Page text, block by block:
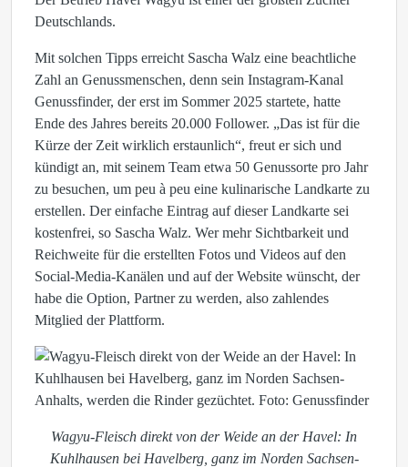
Deutschlands.
Mit solchen Tipps erreicht Sascha Walz eine beachtliche
Zahl an Genussmenschen, denn sein Instagram-Kanal
Genussfinder, der erst im Sommer 2025 startete, hatte
Ende des Jahres bereits 20.000 Follower. „Das ist für die
Kürze der Zeit wirklich erstaunlich“, freut er sich und
kündigt an, mit seinem Team etwa 50 Genussorte pro Jahr
zu besuchen, um peu à peu eine kulinarische Landkarte zu
erstellen. Der einfache Eintrag auf dieser Landkarte sei
kostenfrei, so Sascha Walz. Wer mehr Sichtbarkeit und
Reichweite für die erstellten Fotos und Videos auf den
Social-Media-Kanälen und auf der Website wünscht, der
habe die Option, Partner zu werden, also zahlendes
Mitglied der Plattform.
Wagyu-Fleisch direkt von der Weide an der Havel: In
Kuhlhausen bei Havelberg, ganz im Norden Sachsen-